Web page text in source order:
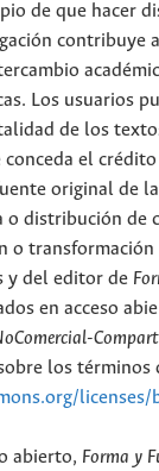
de que hacer
contribuye
Los usuarios
de los
conceda el
original de
o distribución de
o transformación
y del editor de
en acceso
los términos
licenses/
abierto, Forma y